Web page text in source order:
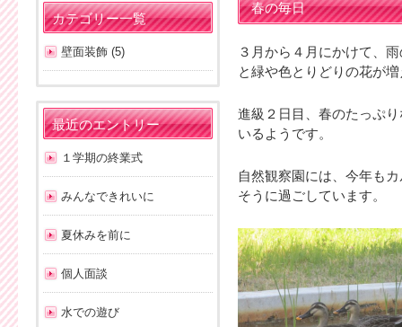
春の毎日
３月から４月にかけて、
と緑や色とりどりの花が
進級２日目、春のたっぷ
いるようです。
自然観察園には、今年も
そうに過ごしています。
カテゴリー一覧
壁面装飾 (5)
最近のエントリー
１学期の終業式
みんなできれいに
夏休みを前に
個人面談
水での遊び